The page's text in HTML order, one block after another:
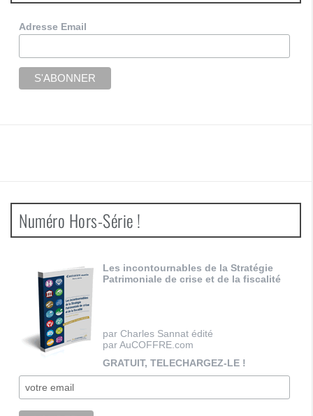
Adresse Email
Numéro Hors-Série !
Les incontournables de la Stratégie
Patrimoniale de crise et de la fiscalité
par Charles Sannat édité
par AuCOFFRE.com
GRATUIT, TELECHARGEZ-LE !